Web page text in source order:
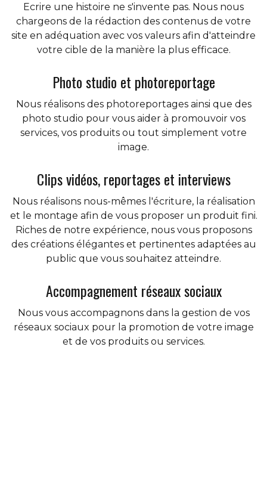
Ecrire une histoire ne s'invente pas. Nous nous
chargeons de la rédaction des contenus de votre
site en adéquation avec vos valeurs afin d'atteindre
votre cible de la manière la plus efficace.
Photo studio et photoreportage
Nous réalisons des photoreportages ainsi que des
photo studio pour vous aider à promouvoir vos
services, vos produits ou tout simplement votre
image.
Clips vidéos, reportages et interviews
Nous réalisons nous-mêmes l'écriture, la réalisation
et le montage afin de vous proposer un produit fini.
Riches de notre expérience, nous vous proposons
des créations élégantes et pertinentes adaptées au
public que vous souhaitez atteindre.
Accompagnement réseaux sociaux
Nous vous accompagnons dans la gestion de vos
réseaux sociaux pour la promotion de votre image
et de vos produits ou services.